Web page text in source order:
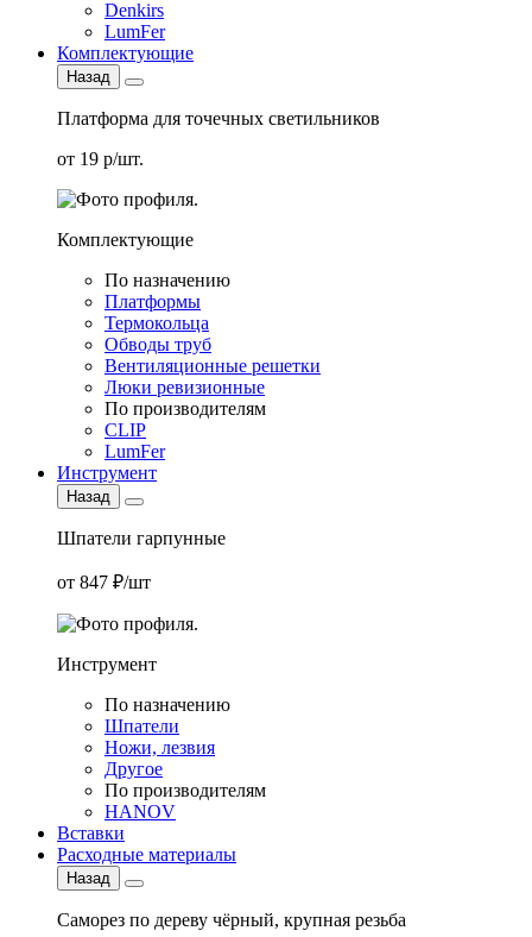
Denkirs
LumFer
Комплектующие
Назад
Платформа для точечных светильников
от 19 р/шт.
Комплектующие
По назначению
Платформы
Термокольца
Обводы труб
Вентиляционные решетки
Люки ревизионные
По производителям
CLIP
LumFer
Инструмент
Назад
Шпатели гарпунные
от 847 ₽/шт
Инструмент
По назначению
Шпатели
Ножи, лезвия
Другое
По производителям
HANOV
Вставки
Расходные материалы
Назад
Саморез по дереву чёрный, крупная резьба